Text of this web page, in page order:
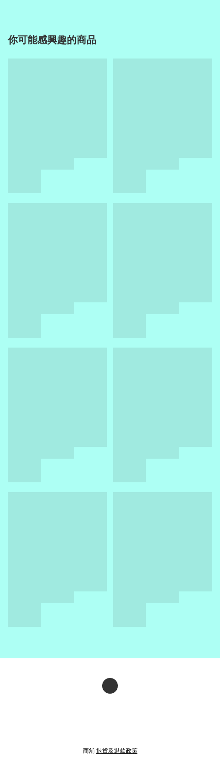
你可能感興趣的商品
商舖 退貨及退款政策